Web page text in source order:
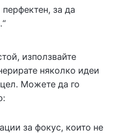
за да
използвайте
няколко идеи
Можете да го
за фокус, които не